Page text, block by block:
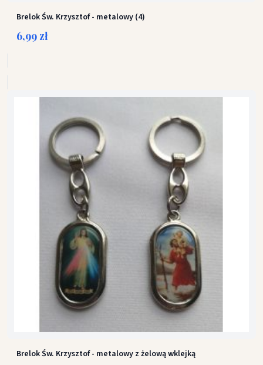
Brelok Św. Krzysztof - metalowy (4)
6,99 zł
Brelok Św. Krzysztof - metalowy z żelową wklejką